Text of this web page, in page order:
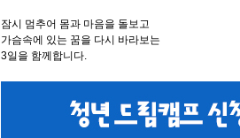
잠시 멈추어 몸과 마음을 돌보고
가슴속에 있는 꿈을 다시 바라보는
3일을 함께합니다.